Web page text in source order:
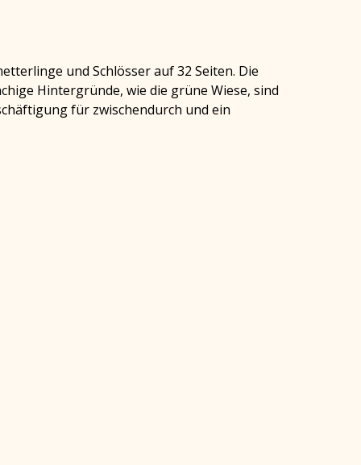
und Schlösser auf 32 Seiten. Die
Hintergründe, wie die grüne Wiese, sind
für zwischendurch und ein